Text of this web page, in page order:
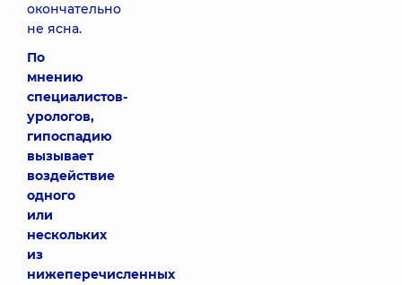
окончательно
не ясна.
По
мнению
специалистов-
урологов,
гипоспадию
вызывает
воздействие
одного
или
нескольких
из
нижеперечисленных